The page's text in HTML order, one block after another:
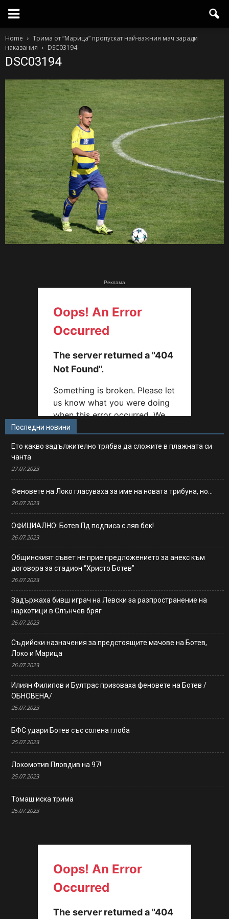
Home
Трима от “Марица” пропускат най-важния мач заради
наказания
DSC03194
DSC03194
Реклама
Последни новини
Ето какво задължително трябва да сложите в плажната си
чанта
27.07.2023
Феновете на Локо гласуваха за име на новата трибуна, но…
26.07.2023
ОФИЦИАЛНО: Ботев Пд подписа с ляв бек!
26.07.2023
Общинският съвет не прие предложението за анекс към
договора за стадион “Христо Ботев”
26.07.2023
Задържаха бивш играч на Левски за разпространение на
наркотици в Слънчев бряг
26.07.2023
Съдийски назначения за предстоящите мачове на Ботев,
Локо и Марица
26.07.2023
Илиян Филипов и Бултрас призоваха феновете на Ботев /
ОБНОВЕНА/
25.07.2023
БФС удари Ботев със солена глоба
25.07.2023
Локомотив Пловдив на 97!
25.07.2023
Томаш иска трима
25.07.2023